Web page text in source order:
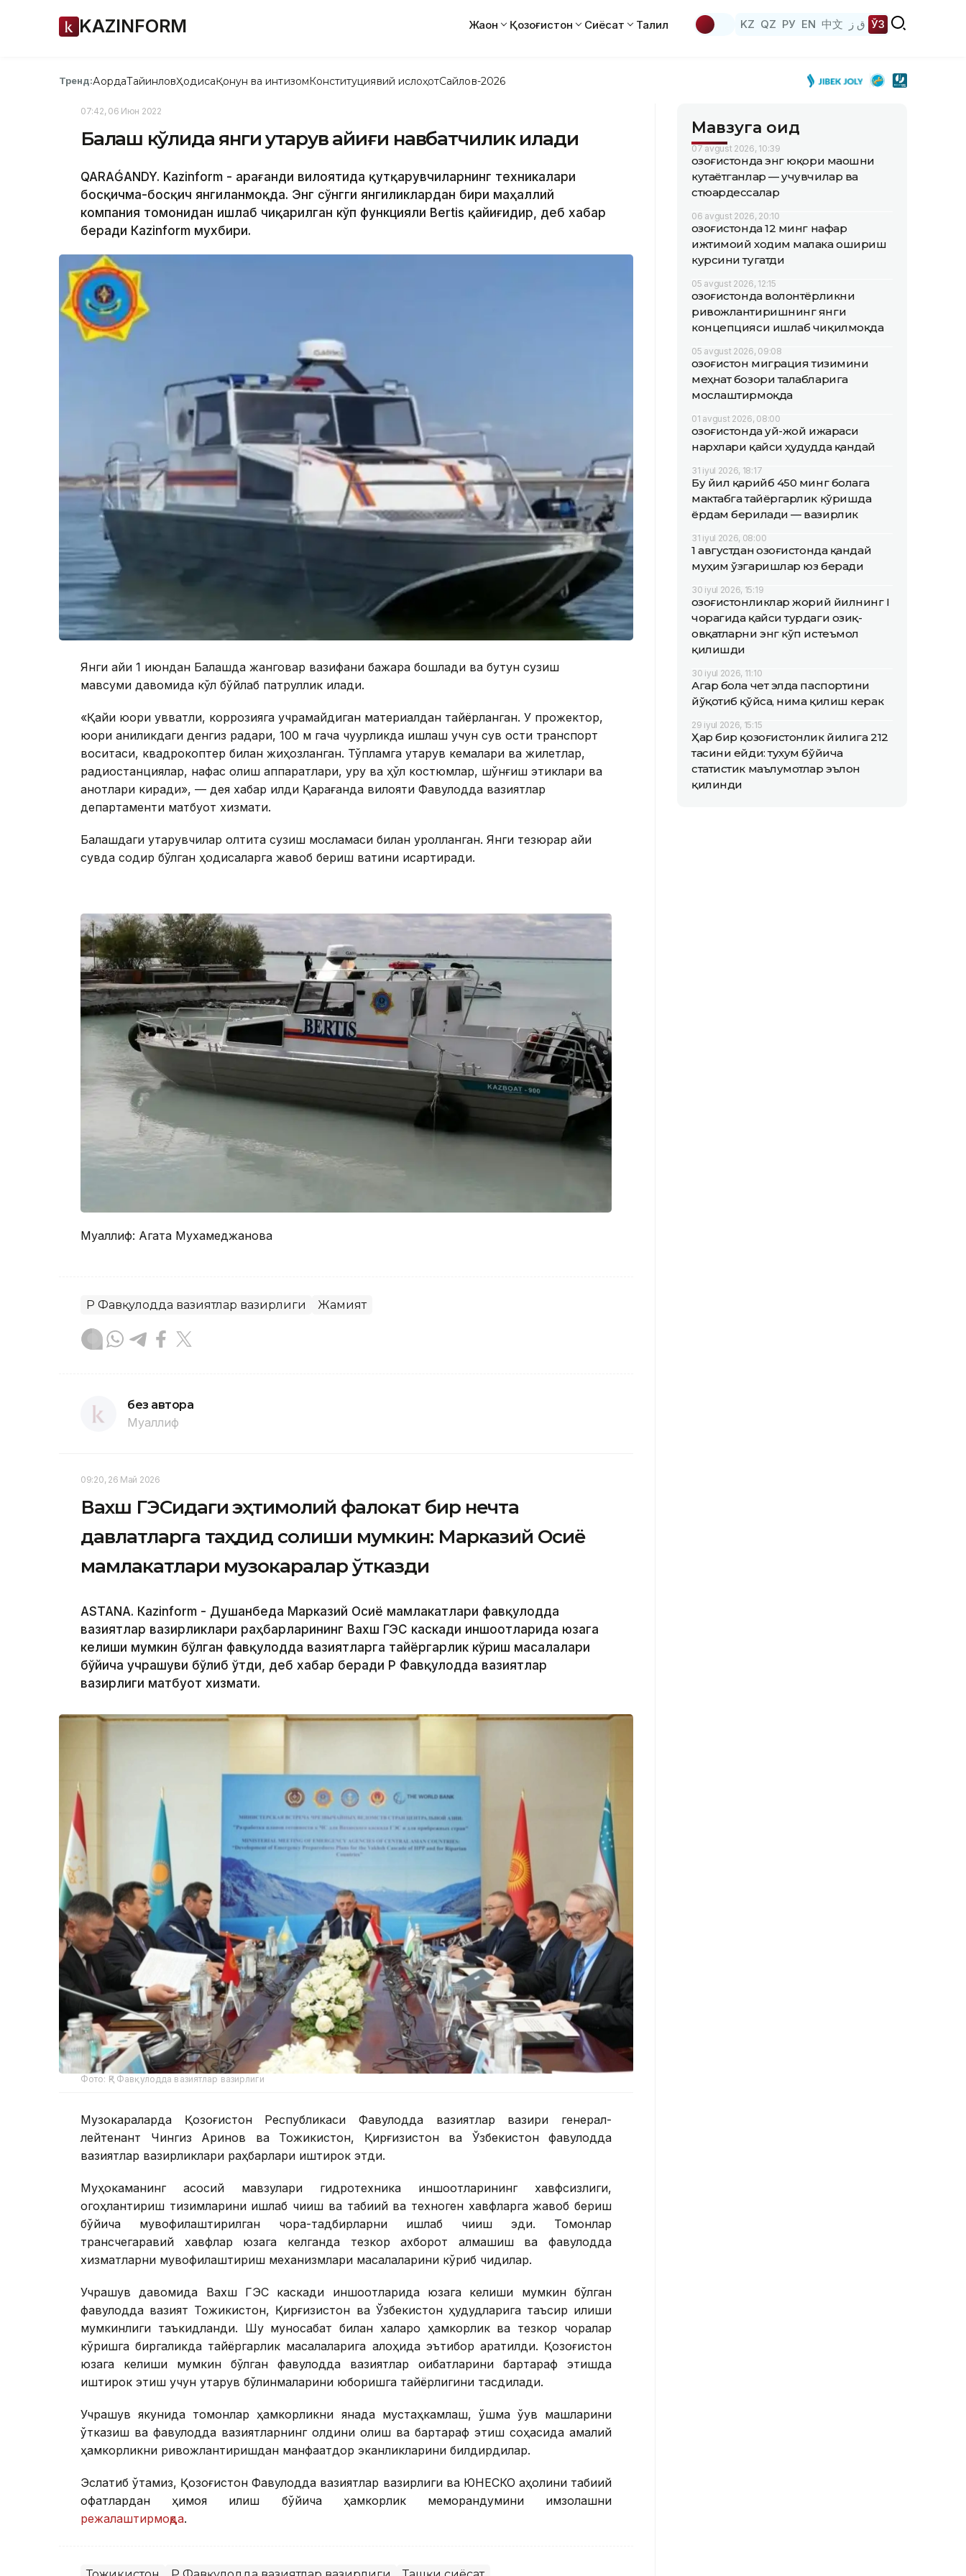
KAZINFORM Жаҳон Қозоғистон Сиёсат Таҳлил KZ QZ РУ EN 中文 ق ز ЎЗ
Тренд:АқордаТайинловҲодисаҚонун ва интизомКонституциявий ислоҳотСайлов-2026
07:42, 06 Июн 2022
Балқаш кўлида янги қутқарув қайиғи навбатчилик қилади
QARAǴANDY. Kazinform - Қарағанди вилоятида қутқарувчиларнинг техникалари
босқичма-босқич янгиланмоқда. Энг сўнгги янгиликлардан бири маҳаллий
компания томонидан ишлаб чиқарилган кўп функцияли Bertis қайиғидир, деб хабар
беради Кazinform мухбири.
Янги қайиқ 1 июндан Балқашда жанговар вазифани бажара бошлади ва бутун сузиш
мавсуми давомида кўл бўйлаб патруллик қилади.
«Қайиқ юқори қувватли, коррозияга учрамайдиган материалдан тайёрланган. У прожектор,
юқори аниқликдаги денгиз радари, 100 м гача чуқурликда ишлаш учун сув ости транспорт
воситаси, квадрокоптер билан жиҳозланган. Тўпламга қутқарув кемалари ва жилетлар,
радиостанциялар, нафас олиш аппаратлари, қуруқ ва ҳўл костюмлар, шўнғиш этиклари ва
қанотлари киради», — дея хабар қилди Қарағанда вилояти Фавқулодда вазиятлар
департаменти матбуот хизмати.
Балқашдаги қутқарувчилар олтита сузиш мосламаси билан қуролланган. Янги тезюрар қайиқ
сувда содир бўлган ҳодисаларга жавоб бериш вақтини қисқартиради.
Муаллиф: Агата Мухамеджанова
ҚР Фавқулодда вазиятлар вазирлиги Жамият
без автора
Муаллиф
09:20, 26 Май 2026
Вахш ГЭСидаги эҳтимолий фалокат бир нечта
давлатларга таҳдид солиши мумкин: Марказий Осиё
мамлакатлари музокаралар ўтказди
ASTANА. Кazinform - Душанбеда Марказий Осиё мамлакатлари фавқулодда
вазиятлар вазирликлари раҳбарларининг Вахш ГЭС каскади иншоотларида юзага
келиши мумкин бўлган фавқулодда вазиятларга тайёргарлик кўриш масалалари
бўйича учрашуви бўлиб ўтди, деб хабар беради ҚР Фавқулодда вазиятлар
вазирлиги матбуот хизмати.
Фото: ҚР Фавқулодда вазиятлар вазирлиги
Музокараларда Қозоғистон Республикаси Фавқулодда вазиятлар вазири генерал-
лейтенант Чингиз Аринов ва Тожикистон, Қирғизистон ва Ўзбекистон фавқулодда
вазиятлар вазирликлари раҳбарлари иштирок этди.
Муҳокаманинг асосий мавзулари гидротехника иншоотларининг хавфсизлиги,
огоҳлантириш тизимларини ишлаб чиқиш ва табиий ва техноген хавфларга жавоб бериш
бўйича мувофиқлаштирилган чора-тадбирларни ишлаб чиқиш эди. Томонлар
трансчегаравий хавфлар юзага келганда тезкор ахборот алмашиш ва фавқулодда
хизматларни мувофиқлаштириш механизмлари масалаларини кўриб чиқдилар.
Учрашув давомида Вахш ГЭС каскади иншоотларида юзага келиши мумкин бўлган
фавқулодда вазият Тожикистон, Қирғизистон ва Ўзбекистон ҳудудларига таъсир қилиши
мумкинлиги таъкидланди. Шу муносабат билан халқаро ҳамкорлик ва тезкор чоралар
кўришга биргаликда тайёргарлик масалаларига алоҳида эътибор қаратилди. Қозоғистон
юзага келиши мумкин бўлган фавқулодда вазиятлар оқибатларини бартараф этишда
иштирок этиш учун қутқарув бўлинмаларини юборишга тайёрлигини тасдиқлади.
Учрашув якунида томонлар ҳамкорликни янада мустаҳкамлаш, қўшма ўқув машқларини
ўтказиш ва фавқулодда вазиятларнинг олдини олиш ва бартараф этиш соҳасида амалий
ҳамкорликни ривожлантиришдан манфаатдор эканликларини билдирдилар.
Эслатиб ўтамиз, Қозоғистон Фавқулодда вазиятлар вазирлиги ва ЮНEСКО аҳолини табиий
офатлардан ҳимоя қилиш бўйича ҳамкорлик меморандумини имзолашни
режалаштирмоқда.
Мавзуга оид
07 avgust 2026, 10:39
Қозоғистонда энг юқори маошни
кутаётганлар — учувчилар ва
стюардессалар
06 avgust 2026, 20:10
Қозоғистонда 12 минг нафар
ижтимоий ходим малака ошириш
курсини тугатди
05 avgust 2026, 12:15
Қозоғистонда волонтёрликни
ривожлантиришнинг янги
концепцияси ишлаб чиқилмоқда
05 avgust 2026, 09:08
Қозоғистон миграция тизимини
меҳнат бозори талабларига
мослаштирмоқда
01 avgust 2026, 08:00
Қозоғистонда уй-жой ижараси
нархлари қайси ҳудудда қандай
31 iyul 2026, 18:17
Бу йил қарийб 450 минг болага
мактабга тайёргарлик кўришда
ёрдам берилади — вазирлик
31 iyul 2026, 08:00
1 августдан Қозоғистонда қандай
муҳим ўзгаришлар юз беради
30 iyul 2026, 15:19
Қозоғистонликлар жорий йилнинг I
чорагида қайси турдаги озиқ-
овқатларни энг кўп истеъмол
қилишди
30 iyul 2026, 11:10
Агар бола чет элда паспортини
йўқотиб қўйса, нима қилиш керак
29 iyul 2026, 15:15
Ҳар бир қозоғистонлик йилига 212
тасини ейди: тухум бўйича
статистик маълумотлар эълон
қилинди